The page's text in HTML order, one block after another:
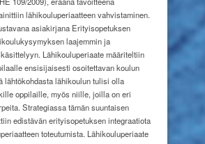
lähikouluperiaatteen vahvistaminen.
asiakirjana Erityisopetuksen
laajemmin ja
Lähikouluperiaate määriteltiin
ensisijaisesti osoitettavan koulun
lähtökohdasta lähikoulun tulisi olla
oppilaille, myös niille, joilla on eri
Strategiassa tämän suuntaisen
edistävän erityisopetuksen integraatiota
toteutumista. Lähikouluperiaate